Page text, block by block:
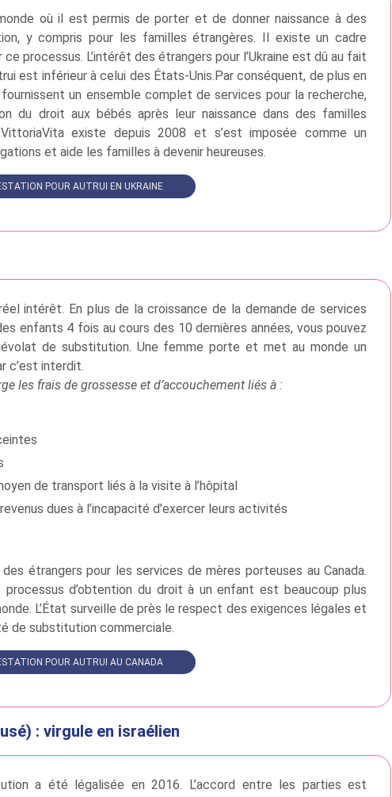
où il est permis de porter et de donner naissance à des
y compris pour les familles étrangères. Il existe un cadre
processus. L’intérêt des étrangers pour l’Ukraine est dû au fait
est inférieur à celui des États-Unis.Par conséquent, de plus en
un ensemble complet de services pour la recherche,
du droit aux bébés après leur naissance dans des familles
VittoriaVita existe depuis 2008 et s’est imposée comme un
et aide les familles à devenir heureuses.
POUR AUTRUI EN UKRAINE
intérêt. En plus de la croissance de la demande de services
enfants 4 fois au cours des 10 dernières années, vous pouvez
de substitution. Une femme porte et met au monde un
c’est interdit.
les frais de grossesse et d’accouchement liés à :
de transport liés à la visite à l’hôpital
dues à l’incapacité d’exercer leurs activités
étrangers pour les services de mères porteuses au Canada.
processus d’obtention du droit à un enfant est beaucoup plus
L’État surveille de près le respect des exigences légales et
de substitution commerciale.
POUR AUTRUI AU CANADA
: virgule en israélien
a été légalisée en 2016. L’accord entre les parties est